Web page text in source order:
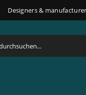
Designers &